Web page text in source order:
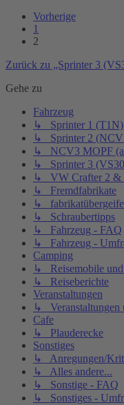
Vorherige
1
2
Zurück zu „Sprinter 3
Gehe zu
Fahrzeug
↳ Sprinter 1
↳ Sprinter 2
↳ NCV3 MOPF
↳ Sprinter 3
↳ VW Crafter 2 &
↳ Fremdfabrikate
↳
↳ Schraubertipps
↳ Fahrzeug - FAQ
↳ Fahrzeug -
Camping
↳ Reisemobile und
↳ Reiseberichte
Veranstaltungen
↳ Veranstaltungen
Cafe
↳ Plauderecke
Sonstiges
↳ Anregungen/
↳ Alles andere...
↳ Sonstige - FAQ
↳ Sonstiges -